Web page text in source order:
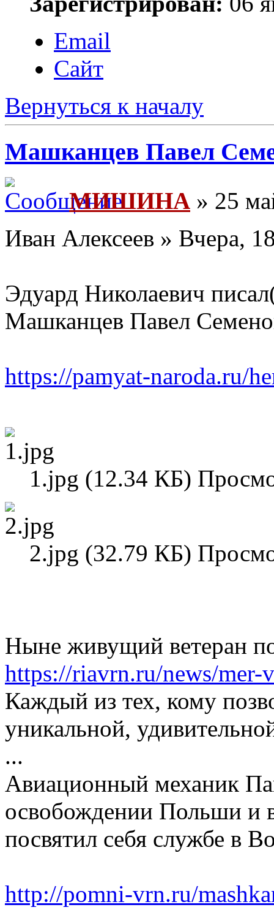
Email
Сайт
Вернуться к началу
Машканцев Павел
МИШИНА » 25
Иван Алексеев » Вчера,
Эдуард Николаевич
Машканцев Павел
https://pamyat-naroda.ru/
1.jpg (12.34 КБ)
2.jpg (32.79 КБ)
Ныне живущий ветеран
https://riavrn.ru/news/mer-
Каждый из тех, кому
уникальной,
...
Авиационный механик
освобождении Польши и
посвятил себя службе в
http://pomni-vrn.ru/